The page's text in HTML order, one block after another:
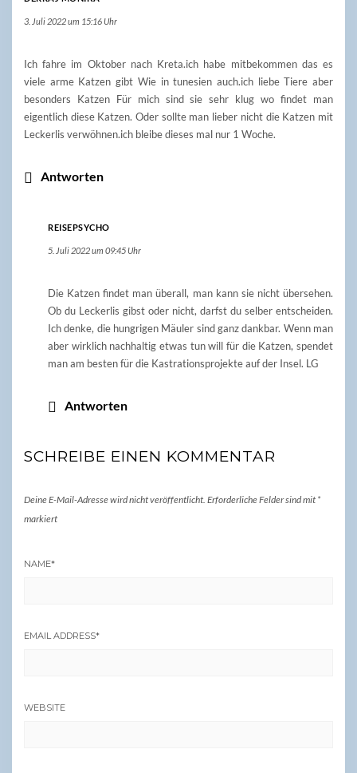
3. Juli 2022 um 15:16 Uhr
Ich fahre im Oktober nach Kreta.ich habe mitbekommen das es
viele arme Katzen gibt Wie in tunesien auch.ich liebe Tiere aber
besonders Katzen Für mich sind sie sehr klug wo findet man
eigentlich diese Katzen. Oder sollte man lieber nicht die Katzen mit
Leckerlis verwöhnen.ich bleibe dieses mal nur 1 Woche.
Antworten
REISEPSYCHO
5. Juli 2022 um 09:45 Uhr
Die Katzen findet man überall, man kann sie nicht übersehen.
Ob du Leckerlis gibst oder nicht, darfst du selber entscheiden.
Ich denke, die hungrigen Mäuler sind ganz dankbar. Wenn man
aber wirklich nachhaltig etwas tun will für die Katzen, spendet
man am besten für die Kastrationsprojekte auf der Insel. LG
Antworten
SCHREIBE EINEN KOMMENTAR
Deine E-Mail-Adresse wird nicht veröffentlicht. Erforderliche Felder sind mit *
markiert
NAME*
EMAIL ADDRESS*
WEBSITE